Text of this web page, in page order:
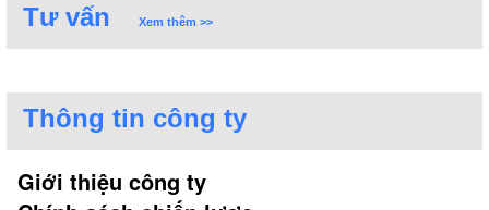
Tư vấn Xem thêm >>
Thông tin công ty
Giới thiệu công ty